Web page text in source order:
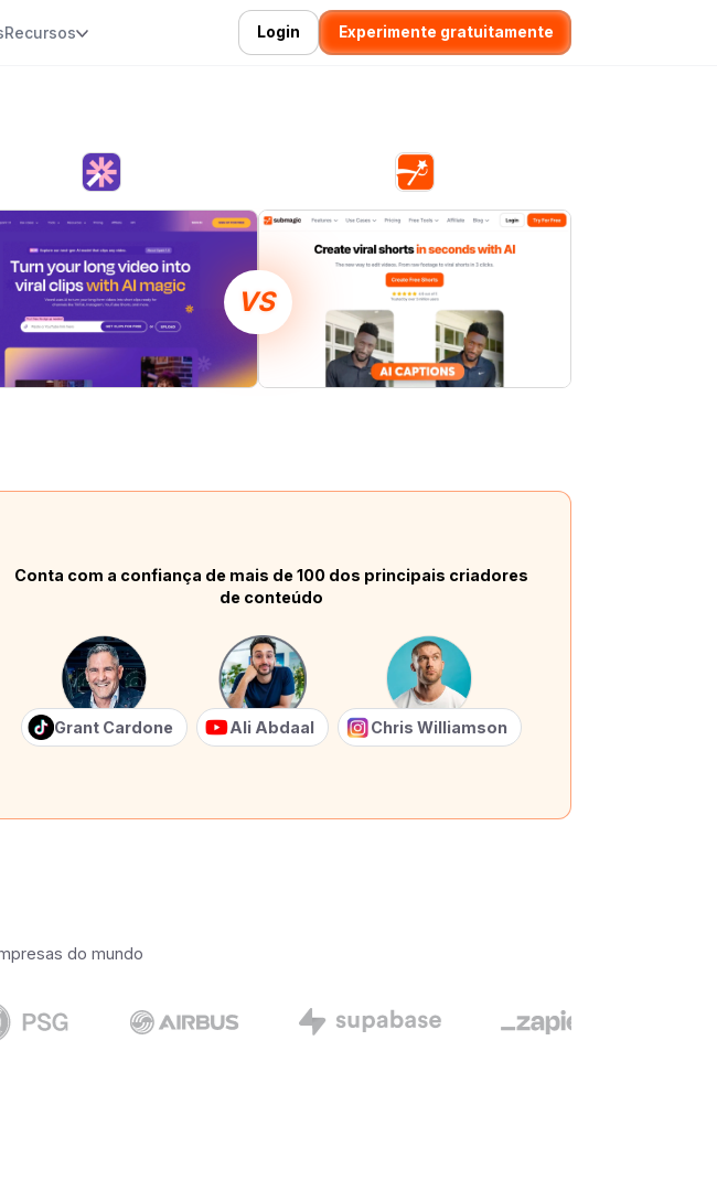
Recursos Login Experimente gratuitamente
VS
Conta com a confiança de mais de 100 dos principais criadores
de conteúdo
Grant Cardone Ali Abdaal Chris Williamson
do mundo